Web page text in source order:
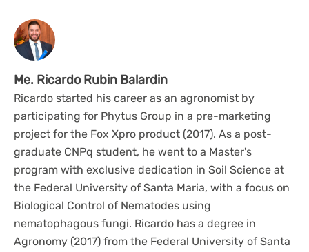
Me. Ricardo Rubin Balardin
Ricardo started his career as an agronomist by
participating for Phytus Group in a pre-marketing
project for the Fox Xpro product (2017). As a post-
graduate CNPq student, he went to a Master's
program with exclusive dedication in Soil Science at
the Federal University of Santa Maria, with a focus on
Biological Control of Nematodes using
nematophagous fungi. Ricardo has a degree in
Agronomy (2017) from the Federal University of Santa